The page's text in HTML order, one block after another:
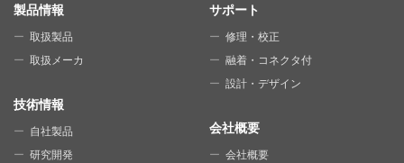
SITE MAP
製品情報
取扱製品
取扱メーカ
技術情報
自社製品
研究開発
サポート
修理・校正
融着・コネクタ付
設計・デザイン
会社概要
会社概要